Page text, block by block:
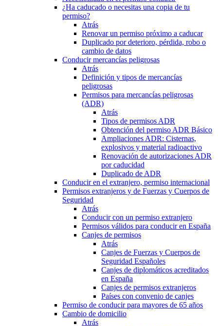
¿Ha caducado o necesitas una copia de tu
permiso?
Atrás
Renovar un permiso próximo a caducar
Duplicado por deterioro, pérdida, robo o
cambio de datos
Conducir mercancías peligrosas
Atrás
Definición y tipos de mercancías
peligrosas
Permisos para mercancías peligrosas
(ADR)
Atrás
Tipos de permisos ADR
Obtención del permiso ADR Básico
Ampliaciones ADR: Cisternas,
explosivos y material radioactivo
Renovación de autorizaciones ADR
por caducidad
Duplicado de ADR
Conducir en el extranjero, permiso internacional
Permisos extranjeros y de Fuerzas y Cuerpos de
Seguridad
Atrás
Conducir con un permiso extranjero
Permisos válidos para conducir en España
Canjes de permisos
Atrás
Canjes de Fuerzas y Cuerpos de
Seguridad Españoles
Canjes de diplomáticos acreditados
en España
Canjes de permisos extranjeros
Países con convenio de canjes
Permiso de conducir para mayores de 65 años
Cambio de domicilio
Atrás